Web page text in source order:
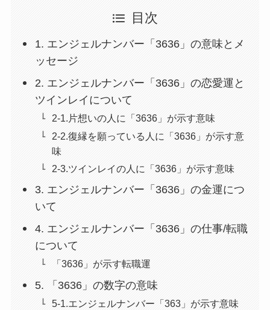
目次
1. エンジェルナンバー「3636」の意味とメ
ッセージ
2. エンジェルナンバー「3636」の恋愛運と
ツインレイについて
2-1.片想いの人に「3636」が示す意味
2-2.復縁を願っている人に「3636」が示す意
味
2-3.ツインレイの人に「3636」が示す意味
3. エンジェルナンバー「3636」の金運につ
いて
4. エンジェルナンバー「3636」の仕事/転職
について
「3636」が示す転職運
5. 「3636」の数字の意味
5-1.エンジェルナンバー「363」が示す意味